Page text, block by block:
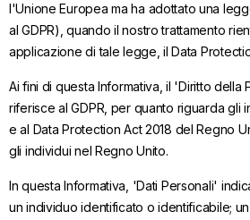
l'Unione Europea ma ha adottato una
al GDPR), quando il nostro trattamento
applicazione di tale legge, il Data
Ai fini di questa Informativa, il 'Diritto della
riferisce al GDPR, per quanto riguarda gli
e al Data Protection Act 2018 del Regno
gli individui nel Regno Unito.
In questa Informativa, 'Dati Personali'
un individuo identificato o identificabile;